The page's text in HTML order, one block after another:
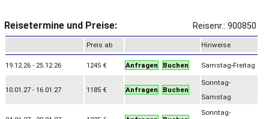
Reisetermine und Preise: Reisenr.: 900850
Preis ab Hinweise
19.12.26 - 25.12.26 1245 € Anfragen Buchen Samstag-Freitag
10.01.27 - 16.01.27 1185 € Anfragen Buchen
Sonntag-
Samstag
Sonntag-